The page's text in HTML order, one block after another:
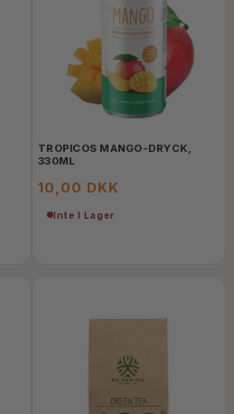
TROPICOS MANGO-DRYCK,
330ML
10,00 DKK
Inte I Lager